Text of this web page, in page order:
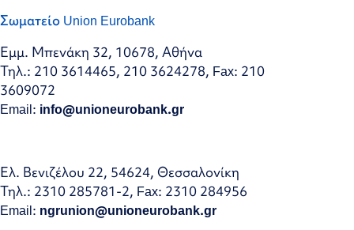
Σωματείο Union Eurobank
Εμμ. Μπενάκη 32, 10678, Αθήνα
Τηλ.: 210 3614465, 210 3624278, Fax: 210
3609072
Email: info@unioneurobank.gr
Ελ. Βενιζέλου 22, 54624, Θεσσαλονίκη
Τηλ.: 2310 285781-2, Fax: 2310 284956
Email: ngrunion@unioneurobank.gr